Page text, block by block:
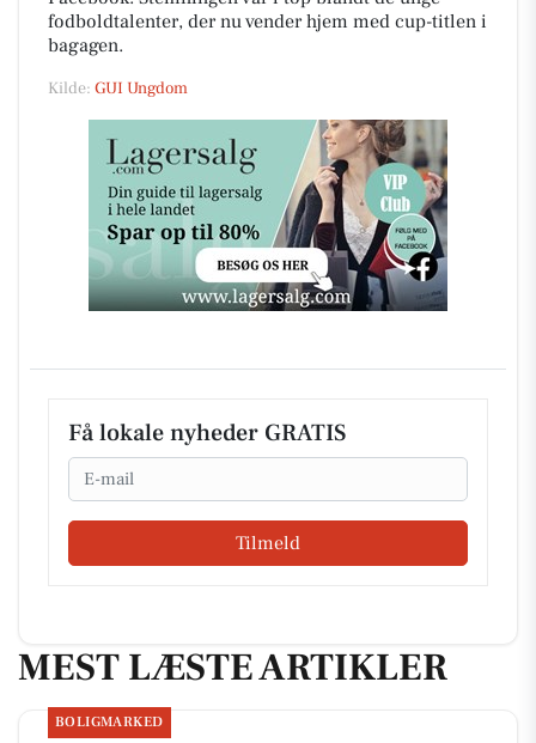
fodboldtalenter, der nu vender hjem med cup-titlen i
bagagen.
Kilde: GUI Ungdom
Få lokale nyheder GRATIS
Email
Tilmeld
MEST LÆSTE ARTIKLER
BOLIGMARKED